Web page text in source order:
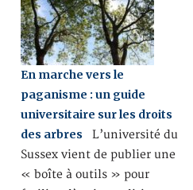
En marche vers le
paganisme : un guide
universitaire sur les droits
des arbres L’université du
Sussex vient de publier une
« boîte à outils » pour